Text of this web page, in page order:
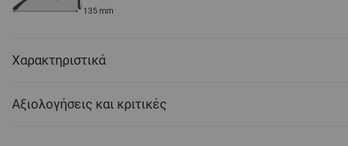
135 mm
Χαρακτηριστικά
Αξιολογήσεις και κριτικές